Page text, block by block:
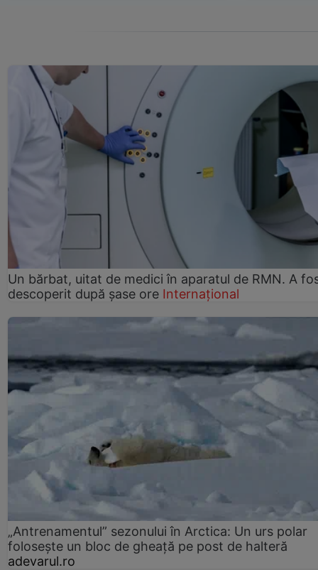
Un bărbat, uitat de medici în aparatul de RMN. A
descoperit după șase ore Internațional
„Antrenamentul” sezonului în Arctica: Un urs polar
folosește un bloc de gheață pe post de halteră
adevarul.ro